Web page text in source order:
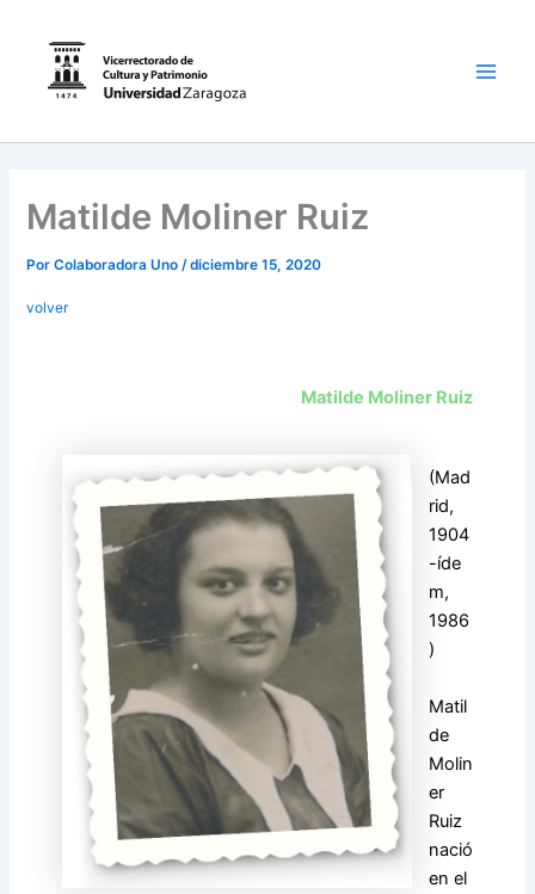
contenido
Matilde Moliner Ruiz
PorColaboradora Uno/diciembre 15, 2020
volver
Matilde Moliner Ruiz
(Mad
rid,
1904
-íde
m,
1986
)
Matil
de
Molin
er
Ruiz
nació
en el